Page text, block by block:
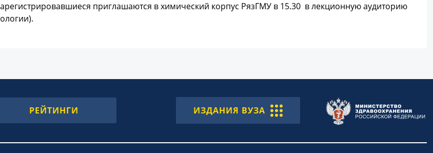
приглашаются в химический корпус РязГМУ в 15.30 в лекционную аудиторию
РЕЙТИНГИ ИЗДАНИЯ ВУЗА